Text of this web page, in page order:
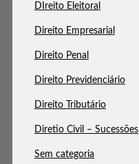
DIreito Eleitoral
Direito Empresarial
Direito Penal
Direito Previdenciário
Direito Tributário
Diretio Civil – Sucessões
Sem categoria